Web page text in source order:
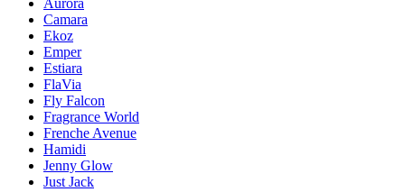
Aurora
Camara
Ekoz
Emper
Estiara
FlaVia
Fly Falcon
Fragrance World
Frenche Avenue
Hamidi
Jenny Glow
Just Jack